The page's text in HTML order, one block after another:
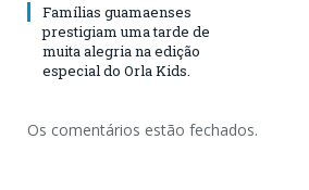
Famílias guamaenses
prestigiam uma tarde de
muita alegria na edição
especial do Orla Kids.
Os comentários estão fechados.